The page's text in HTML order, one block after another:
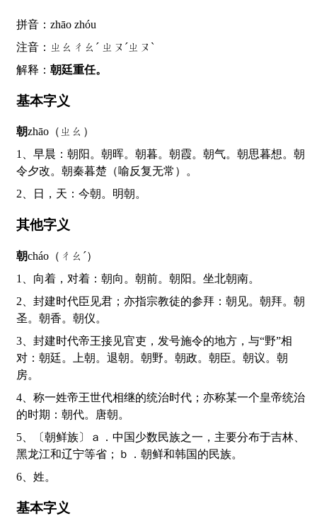
拼音：zhāo zhóu
注音：ㄓㄠㄔㄠˊ ㄓㄡˊㄓㄡˋ
解释： 朝廷重任。
基本字义
朝zhāo（ㄓㄠ）
1、早晨：朝阳。朝晖。朝暮。朝霞。朝气。朝思暮想。朝
令夕改。朝秦暮楚（喻反复无常）。
2、日，天：今朝。明朝。
其他字义
朝cháo（ㄔㄠˊ）
1、向着，对着：朝向。朝前。朝阳。坐北朝南。
2、封建时代臣见君；亦指宗教徒的参拜：朝见。朝拜。朝
圣。朝香。朝仪。
3、封建时代帝王接见官吏，发号施令的地方，与“野”相
对：朝廷。上朝。退朝。朝野。朝政。朝臣。朝议。朝
房。
4、称一姓帝王世代相继的统治时代；亦称某一个皇帝统治
的时期：朝代。唐朝。
5、〔朝鲜族〕ａ．中国少数民族之一，主要分布于吉林、
黑龙江和辽宁等省；ｂ．朝鲜和韩国的民族。
6、姓。
基本字义